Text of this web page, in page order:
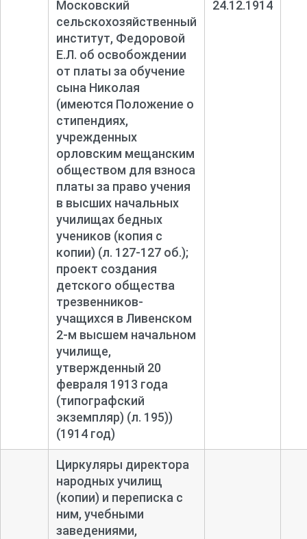
Московский
сельскохозяйственный
институт, Федоровой
Е.Л. об освобождении
от платы за обучение
сына Николая
(имеются Положение о
стипендиях,
учрежденных
орловским мещанским
обществом для взноса
платы за право учения
в высших начальных
училищах бедных
учеников (копия с
копии) (л. 127-127 об.);
проект создания
детского общества
трезвенников-
учащихся в Ливенском
2-м высшем начальном
училище,
утвержденный 20
февраля 1913 года
(типографский
экземпляр) (л. 195))
(1914 год)
24.12.1914
Циркуляры директора
народных училищ
(копии) и переписка с
ним, учебными
заведениями,